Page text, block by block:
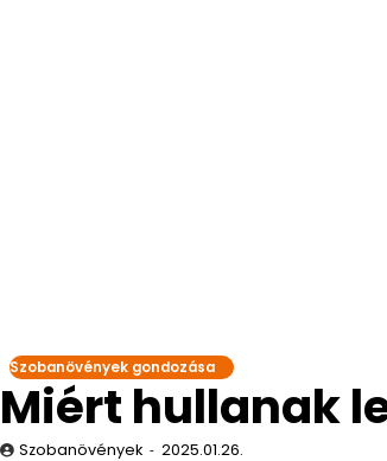
Szobanövények gondozása
Miért hullanak
Szobanövények 2025.01.26.